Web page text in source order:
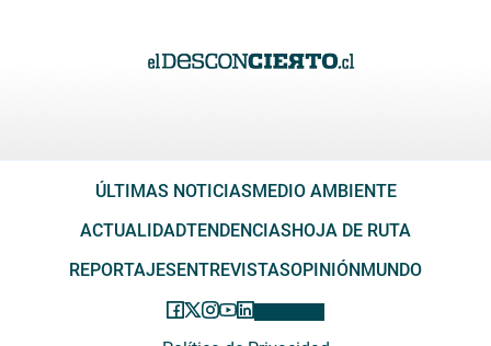
ÚLTIMAS NOTICIASMEDIO AMBIENTE
ACTUALIDADTENDENCIASHOJA DE RUTA
REPORTAJESENTREVISTASOPINIÓNMUNDO